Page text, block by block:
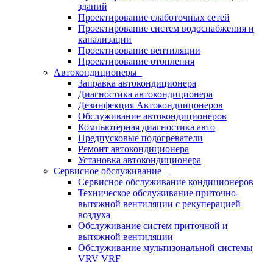
зданий
Проектирование слаботочных сетей
Проектирование систем водоснабжения и
канализации
Проектирование вентиляции
Проектирование отопления
Автокондиционеры
Заправка автокондиционера
Диагностика автокондиционера
Дезинфекция Автокондиицонеров
Обслуживание автокондиционеров
Компьютерная диагностика авто
Предпусковые подогреватели
Ремонт автокондиционера
Установка автокондиционера
Сервисное обслуживание
Сервисное обслуживание кондиционеров
Техническое обслуживание приточно-
вытяжной вентиляции с рекуперацией
воздуха
Обслуживание систем приточной и
вытяжной вентиляции
Обслуживание мультизональной системы
VRV VRF